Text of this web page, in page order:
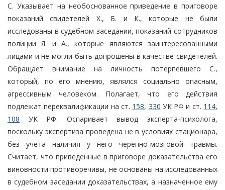
С. Указывает на необоснованное приведение в приговоре
показаний свидетелей Х., Б. и К., которые не были
исследованы в судебном заседании, показаний сотрудников
полиции Я. и А., которые являются заинтересованными
лицами и не могли быть допрошены в качестве свидетелей.
Обращает внимание на личность потерпевшего С.,
который, по его мнению, являлся социально опасным,
агрессивным человеком. Полагает, что его действия
подлежат переквалификации на ст. 158, 330 УК РФ и ст. 114,
108 УК РФ. Оспаривает вывод эксперта-психолога,
поскольку экспертиза проведена не в условиях стационара,
без учета наличия у него черепно-мозговой травмы.
Считает, что приведенные в приговоре доказательства его
виновности противоречивы, не основаны на исследованных
в судебном заседании доказательствах, а назначенное ему